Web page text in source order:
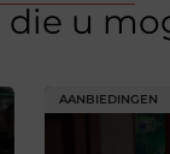
die u
AANBIEDINGEN